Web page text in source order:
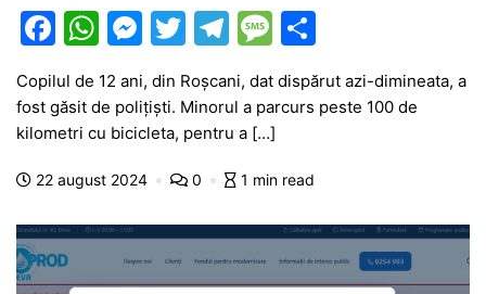
F
c
e
b
o
k
W
at
s
A
p
M
s
s
e
g
er
T
itt
er
T
el
e
gr
a
m
M
e
s
s
a
e
ta
ă
Copilul de 12 ani, din Roșcani, dat dispărut azi-dimineata, a
fost găsit de polițiști. Minorul a parcurs peste 100 de
kilometri cu bicicleta, pentru a […]
22 august 2024 0 1 min read